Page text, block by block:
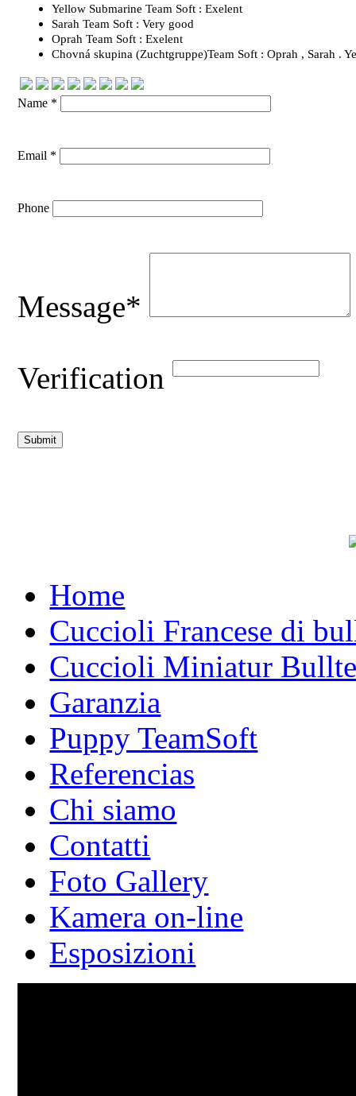
Yellow Submarine Team Soft : Exelent
Sarah Team Soft : Very good
Oprah Team Soft : Exelent
Chovná skupina (Zuchtgruppe)Team Soft : Oprah , Sarah .
Name *
Email *
Phone
Message*
Verification
Home
Cuccioli Francese di
Cuccioli Miniatur
Garanzia
Puppy TeamSoft
Referencias
Chi siamo
Contatti
Foto Gallery
Kamera on-line
Esposizioni